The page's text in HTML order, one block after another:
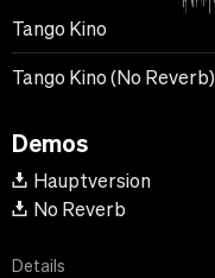
Tango Kino
Tango Kino (No Reverb)
Demos
Hauptversion
No Reverb
Details